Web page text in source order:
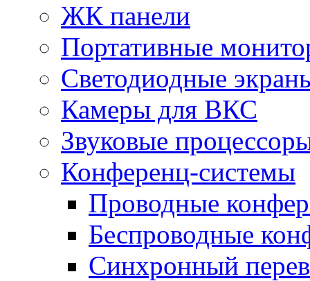
ЖК панели
Портативные
Светодиодные
Камеры для ВКС
Звуковые
Конференц-системы
Проводные
Беспроводные
Синхронный